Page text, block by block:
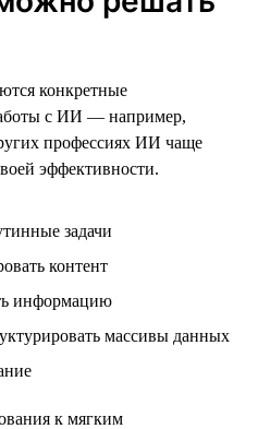
конкретные
с ИИ — например,
профессиях ИИ чаще
эффективности.
задачи
контент
информацию
массивы данных
к мягким